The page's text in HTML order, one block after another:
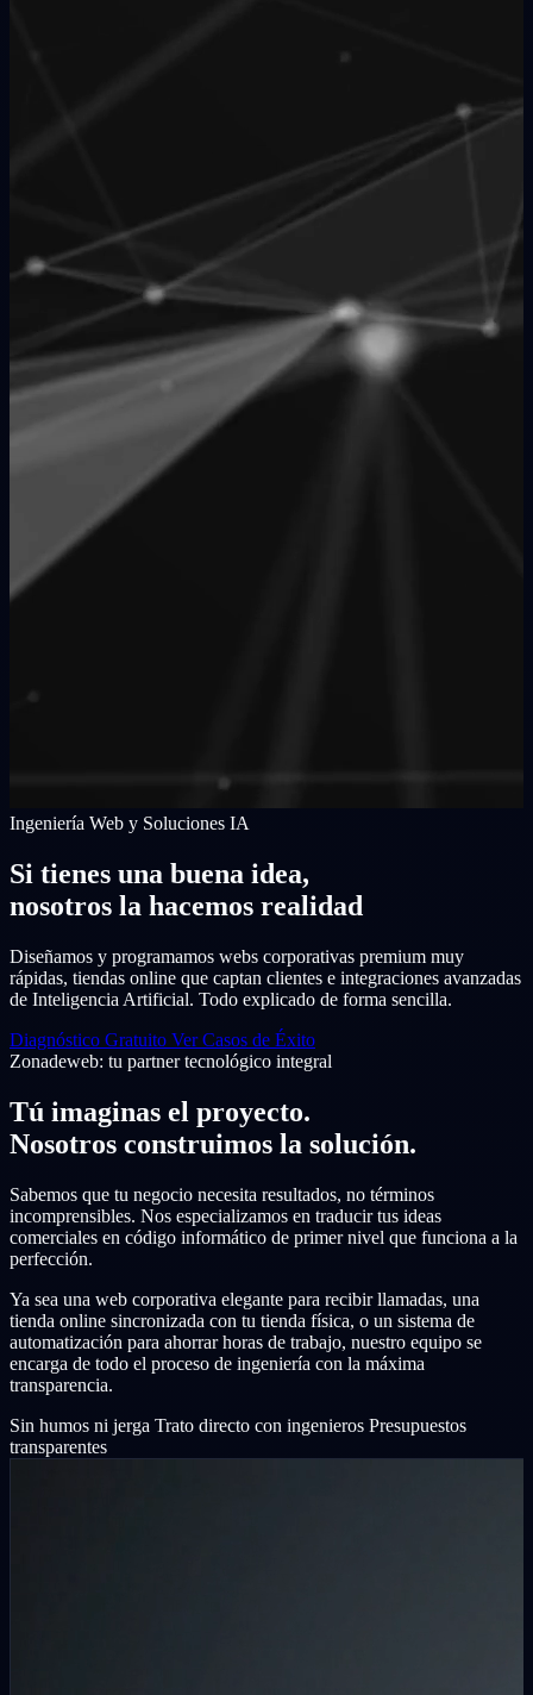
Ingeniería Web y Soluciones IA
Si tienes una buena idea,
nosotros la hacemos realidad
Diseñamos y programamos webs corporativas premium muy
rápidas, tiendas online que captan clientes e integraciones avanzadas
de Inteligencia Artificial. Todo explicado de forma sencilla.
Diagnóstico Gratuito Ver Casos de Éxito
Zonadeweb: tu partner tecnológico integral
Tú imaginas el proyecto.
Nosotros construimos la solución.
Sabemos que tu negocio necesita resultados, no términos
incomprensibles. Nos especializamos en traducir tus ideas
comerciales en código informático de primer nivel que funciona a la
perfección.
Ya sea una web corporativa elegante para recibir llamadas, una
tienda online sincronizada con tu tienda física, o un sistema de
automatización para ahorrar horas de trabajo, nuestro equipo se
encarga de todo el proceso de ingeniería con la máxima
transparencia.
Sin humos ni jerga Trato directo con ingenieros Presupuestos
transparentes